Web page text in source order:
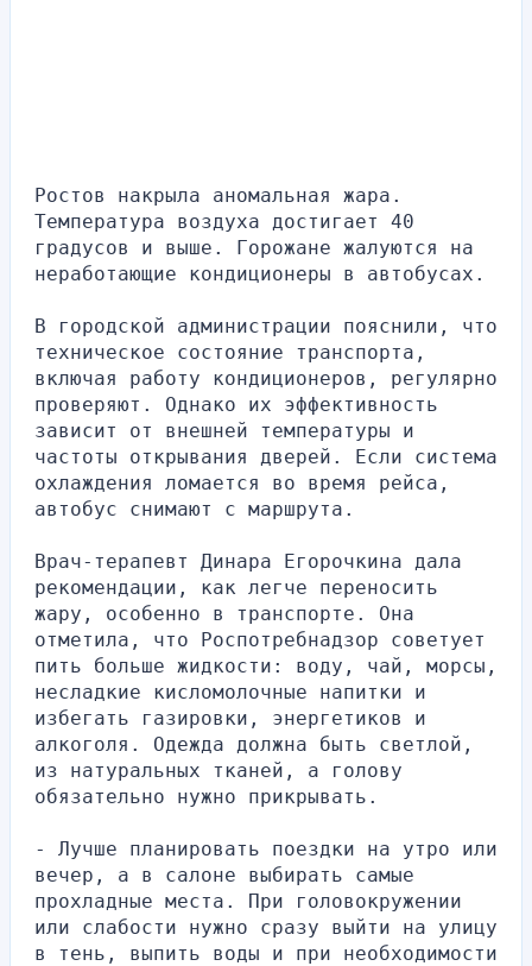
Ростов накрыла аномальная жара.
Температура воздуха достигает 40
градусов и выше. Горожане жалуются на
неработающие кондиционеры в автобусах.
В городской администрации пояснили, что
техническое состояние транспорта,
включая работу кондиционеров, регулярно
проверяют. Однако их эффективность
зависит от внешней температуры и
частоты открывания дверей. Если система
охлаждения ломается во время рейса,
автобус снимают с маршрута.
Врач-терапевт Динара Егорочкина дала
рекомендации, как легче переносить
жару, особенно в транспорте. Она
отметила, что Роспотребнадзор советует
пить больше жидкости: воду, чай, морсы,
несладкие кисломолочные напитки и
избегать газировки, энергетиков и
алкоголя. Одежда должна быть светлой,
из натуральных тканей, а голову
обязательно нужно прикрывать.
- Лучше планировать поездки на утро или
вечер, а в салоне выбирать самые
прохладные места. При головокружении
или слабости нужно сразу выйти на улицу
в тень, выпить воды и при необходимости